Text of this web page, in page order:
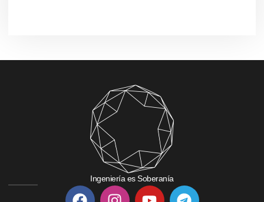
Ingeniería es Soberanía